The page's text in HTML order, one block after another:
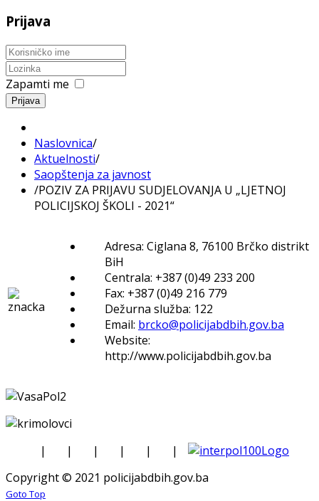
Prijava
Zapamti me
Prijava
Naslovnica/
Aktuelnosti/
Saopštenja za javnost
/POZIV ZA PRIJAVU SUDJELOVANJA U „LJETNOJ
POLICIJSKOJ ŠKOLI - 2021“
Adresa: Ciglana 8, 76100 Brčko distrikt
BiH
Centrala: +387 (0)49 233 200
Fax: +387 (0)49 216 779
Dežurna služba: 122
Email: brcko@policijabdbih.gov.ba
Website:
http://www.policijabdbih.gov.ba
| | | | |
|
Copyright © 2021 policijabdbih.gov.ba
Goto Top